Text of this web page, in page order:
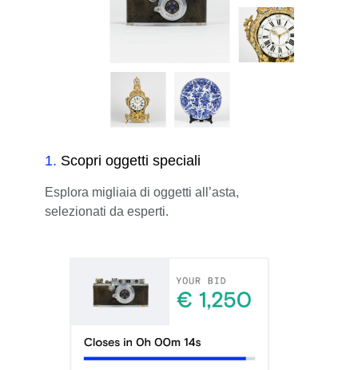
1. Scopri oggetti speciali
Esplora migliaia di oggetti all’asta,
selezionati da esperti.